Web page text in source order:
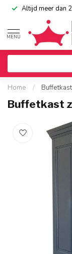
Altijd meer dan
MENU
Home /
Buffetkast